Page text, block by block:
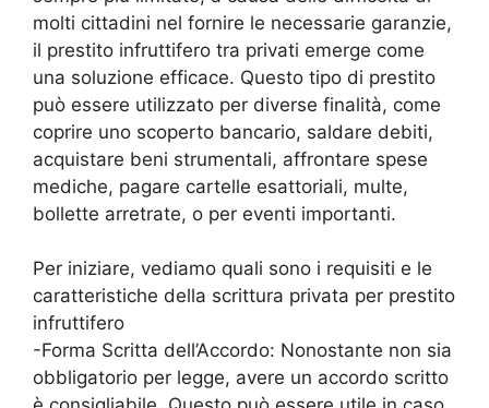
molti cittadini nel fornire le necessarie garanzie,
il prestito infruttifero tra privati emerge come
una soluzione efficace. Questo tipo di prestito
può essere utilizzato per diverse finalità, come
coprire uno scoperto bancario, saldare debiti,
acquistare beni strumentali, affrontare spese
mediche, pagare cartelle esattoriali, multe,
bollette arretrate, o per eventi importanti.
Per iniziare, vediamo quali sono i requisiti e le
caratteristiche della scrittura privata per prestito
infruttifero
-Forma Scritta dell’Accordo: Nonostante non sia
obbligatorio per legge, avere un accordo scritto